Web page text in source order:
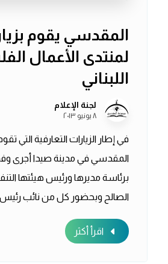
المقدسي يقوم
لمنتدى الأعمال
اللبناني
لجنة الإعلام
٨ يونيو ٢٠١٣
في إطار الزيارات التعارفية التي
المقدسي في مدينة صيدا أجرى
برئاسة مديرها ورئيس هيئتها
الصالح وبحضور كل من نائب رئيس
اقرأ أكثر